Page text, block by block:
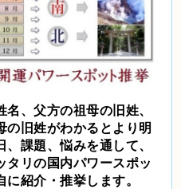
、父方の祖母の旧姓、
の旧姓がわかるとより明
課題、悩みを通して、
タリの国内パワースポッ
紹介・推挙します。